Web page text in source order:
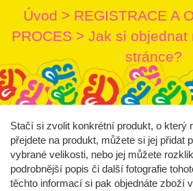
Úvod > REGISTRACE A
PROCES > Jak si objednat
stránce?
Stačí si zvolit konkrétní produkt, o který
přejdete na produkt, můžete si jej přidat
vybrané velikosti, nebo jej můžete
podrobnější popis či další fotografie
těchto informací si pak objednáte zboží